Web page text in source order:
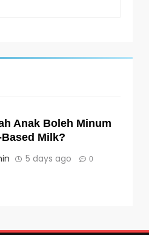
Anak Boleh Minum
Milk?
5 days ago 0